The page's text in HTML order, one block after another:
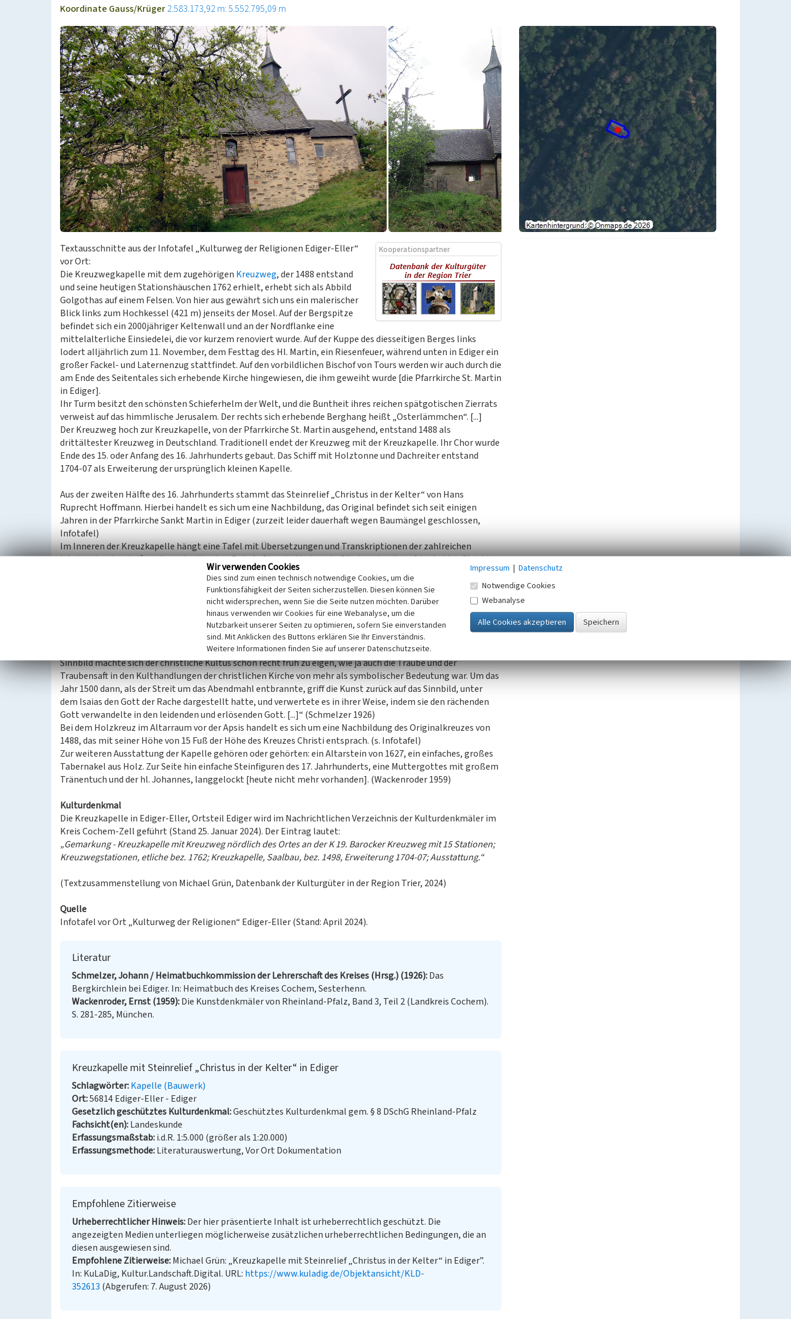
Koordinate Gauss/Krüger2.583.173,92 m: 5.552.795,09 m
Kooperationspartner
Textausschnitte aus der Infotafel „Kulturweg der Religionen Ediger-Eller“
vor Ort:
Die Kreuzwegkapelle mit dem zugehörigen Kreuzweg, der 1488 entstand
und seine heutigen Stationshäuschen 1762 erhielt, erhebt sich als Abbild
Golgothas auf einem Felsen. Von hier aus gewährt sich uns ein malerischer
Blick links zum Hochkessel (421 m) jenseits der Mosel. Auf der Bergspitze
befindet sich ein 2000jähriger Keltenwall und an der Nordflanke eine
mittelalterliche Einsiedelei, die vor kurzem renoviert wurde. Auf der Kuppe des diesseitigen Berges links
lodert alljährlich zum 11. November, dem Festtag des Hl. Martin, ein Riesenfeuer, während unten in Ediger ein
großer Fackel- und Laternenzug stattfindet. Auf den vorbildlichen Bischof von Tours werden wir auch durch die
am Ende des Seitentales sich erhebende Kirche hingewiesen, die ihm geweiht wurde [die Pfarrkirche St. Martin
in Ediger].
Ihr Turm besitzt den schönsten Schieferhelm der Welt, und die Buntheit ihres reichen spätgotischen Zierrats
verweist auf das himmlische Jerusalem. Der rechts sich erhebende Berghang heißt „Osterlämmchen“. [...]
Der Kreuzweg hoch zur Kreuzkapelle, von der Pfarrkirche St. Martin ausgehend, entstand 1488 als
drittältester Kreuzweg in Deutschland. Traditionell endet der Kreuzweg mit der Kreuzkapelle. Ihr Chor wurde
Ende des 15. oder Anfang des 16. Jahrhunderts gebaut. Das Schiff mit Holztonne und Dachreiter entstand
1704-07 als Erweiterung der ursprünglich kleinen Kapelle.
Aus der zweiten Hälfte des 16. Jahrhunderts stammt das Steinrelief „Christus in der Kelter“ von Hans
Ruprecht Hoffmann. Hierbei handelt es sich um eine Nachbildung, das Original befindet sich seit einigen
Jahren in der Pfarrkirche Sankt Martin in Ediger (zurzeit leider dauerhaft wegen Baumängel geschlossen,
Infotafel)
Im Inneren der Kreuzkapelle hängt eine Tafel mit Übersetzungen und Transkriptionen der zahlreichen
lateinischen Inschriften dieses berühmten Reliefs. Dies sind bekannte Bibelworte, die auf das Leiden Christi
hinweisen, insbesondere auf solche aus Isaias („Ich habe sie gekeltert in meinem Zorne und getreten in
meinem Grimm“) (Wackenroder 1959).
Zur Begrifflichkeit „Christus in der Kelter“ ist bei Joh. Schmelzer im Heimatbuch des Kreises Cochem zu lesen:
„Der Ausdruck und das Sinnbild vom Christus in der Kelter gehen zurück auf eine Stelle beim Propheten Isaias,
der von dem Herrn schreibt, dass er wie ein Keltertreter das Volk zerstampfen wird. Bei der jüdischen
Kelterung der Trauben wurde ja der Saft mit den Füßen ausgetreten. Diese Worte und das damit ausgedrückte
Sinnbild machte sich der christliche Kultus schon recht früh zu eigen, wie ja auch die Traube und der
Traubensaft in den Kulthandlungen der christlichen Kirche von mehr als symbolischer Bedeutung war. Um das
Jahr 1500 dann, als der Streit um das Abendmahl entbrannte, griff die Kunst zurück auf das Sinnbild, unter
dem Isaias den Gott der Rache dargestellt hatte, und verwertete es in ihrer Weise, indem sie den rächenden
Gott verwandelte in den leidenden und erlösenden Gott. [...]“ (Schmelzer 1926)
Bei dem Holzkreuz im Altarraum vor der Apsis handelt es sich um eine Nachbildung des Originalkreuzes von
1488, das mit seiner Höhe von 15 Fuß der Höhe des Kreuzes Christi entsprach. (s. Infotafel)
Zur weiteren Ausstattung der Kapelle gehören oder gehörten: ein Altarstein von 1627, ein einfaches, großes
Tabernakel aus Holz. Zur Seite hin einfache Steinfiguren des 17. Jahrhunderts, eine Muttergottes mit großem
Tränentuch und der hl. Johannes, langgelockt [heute nicht mehr vorhanden]. (Wackenroder 1959)
Kulturdenkmal
Die Kreuzkapelle in Ediger-Eller, Ortsteil Ediger wird im Nachrichtlichen Verzeichnis der Kulturdenkmäler im
Kreis Cochem-Zell geführt (Stand 25. Januar 2024). Der Eintrag lautet:
„Gemarkung - Kreuzkapelle mit Kreuzweg nördlich des Ortes an der K 19. Barocker Kreuzweg mit 15 Stationen;
Kreuzwegstationen, etliche bez. 1762; Kreuzkapelle, Saalbau, bez. 1498, Erweiterung 1704-07; Ausstattung.“
(Textzusammenstellung von Michael Grün, Datenbank der Kulturgüter in der Region Trier, 2024)
Quelle
Infotafel vor Ort „Kulturweg der Religionen“ Ediger-Eller (Stand: April 2024).
Literatur
Schmelzer, Johann / Heimatbuchkommission der Lehrerschaft des Kreises (Hrsg.) (1926) Das
Bergkirchlein bei Ediger. In: Heimatbuch des Kreises Cochem, Sesterhenn.
Wackenroder, Ernst (1959) Die Kunstdenkmäler von Rheinland-Pfalz, Band 3, Teil 2 (Landkreis Cochem).
S. 281-285, München.
Kreuzkapelle mit Steinrelief „Christus in der Kelter“ in Ediger
Schlagwörter Kapelle (Bauwerk)
Ort 56814 Ediger-Eller - Ediger
Gesetzlich geschütztes Kulturdenkmal Geschütztes Kulturdenkmal gem. § 8 DSchG Rheinland-Pfalz
Fachsicht(en) Landeskunde
Erfassungsmaßstab i.d.R. 1:5.000 (größer als 1:20.000)
Erfassungsmethode Literaturauswertung, Vor Ort Dokumentation
Empfohlene Zitierweise
Urheberrechtlicher Hinweis Der hier präsentierte Inhalt ist urheberrechtlich geschützt. Die
angezeigten Medien unterliegen möglicherweise zusätzlichen urheberrechtlichen Bedingungen, die an
diesen ausgewiesen sind.
Empfohlene Zitierweise Michael Grün: „Kreuzkapelle mit Steinrelief „Christus in der Kelter“ in Ediger”.
In: KuLaDig, Kultur.Landschaft.Digital. URL: https://www.kuladig.de/Objektansicht/KLD-
352613 (Abgerufen: 7. August 2026)
Wir verwenden Cookies
Dies sind zum einen technisch notwendige Cookies, um die
Funktionsfähigkeit der Seiten sicherzustellen. Diesen können Sie
nicht widersprechen, wenn Sie die Seite nutzen möchten. Darüber
hinaus verwenden wir Cookies für eine Webanalyse, um die
Nutzbarkeit unserer Seiten zu optimieren, sofern Sie einverstanden
sind. Mit Anklicken des Buttons erklären Sie Ihr Einverständnis.
Weitere Informationen finden Sie auf unserer Datenschutzseite.
Impressum | Datenschutz
Notwendige Cookies
Webanalyse